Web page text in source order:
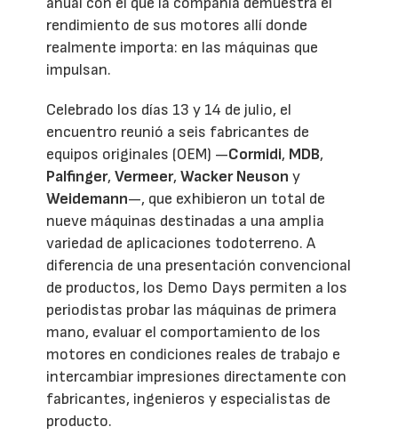
rendimiento de sus motores allí donde
realmente importa: en las máquinas que
impulsan.
Celebrado los días 13 y 14 de julio, el
encuentro reunió a seis fabricantes de
equipos originales (OEM) —Cormidi, MDB,
Palfinger,Vermeer,Wacker Neuson y
Weidemann—, que exhibieron un total de
nueve máquinas destinadas a una amplia
variedad de aplicaciones todoterreno. A
diferencia de una presentación convencional
de productos, los Demo Days permiten a los
periodistas probar las máquinas de primera
mano, evaluar el comportamiento de los
motores en condiciones reales de trabajo e
intercambiar impresiones directamente con
fabricantes, ingenieros y especialistas de
producto.